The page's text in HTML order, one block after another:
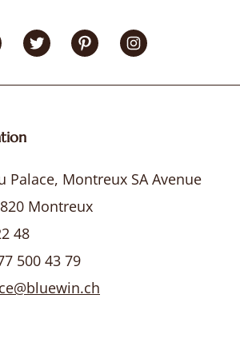
FacebookTwitter PinterestInstagram
Palace, Montreux SA Avenue
Montreux
48
500 43 79